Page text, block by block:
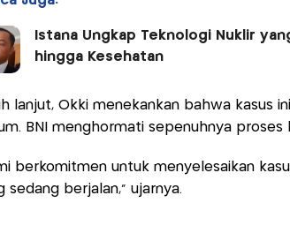
Istana Ungkap Teknologi Nuklir
hingga Kesehatan
lanjut, Okki menekankan bahwa kasus
BNI menghormati sepenuhnya
berkomitmen untuk menyelesaikan
sedang berjalan,” ujarnya.